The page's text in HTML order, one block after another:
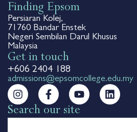
Finding Epsom
Persiaran Kolej,
71760 Bandar Enstek
Negeri Sembilan Darul Khusus
Malaysia
Get in touch
+606 2404 188
admissions@epsomcollege.edu.my
Search our site